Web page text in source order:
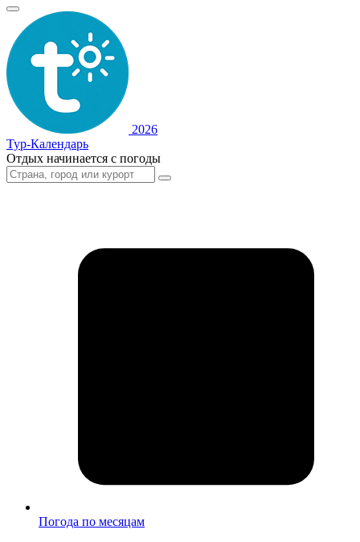
2026
Тур-Календарь
Отдых начинается с погоды
Погода по месяцам